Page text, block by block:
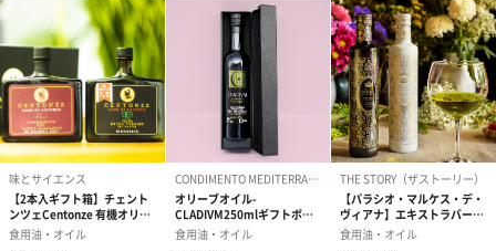
※熨斗対応不可
メッセージカード(税込110円)
お好きなメッセージを50字以内で印字できます。